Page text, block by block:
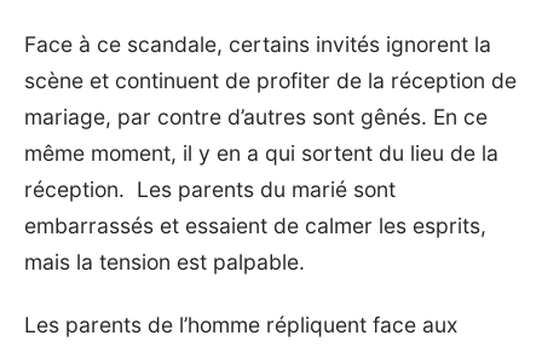
Face à ce scandale, certains invités ignorent la
scène et continuent de profiter de la réception de
mariage, par contre d’autres sont gênés. En ce
même moment, il y en a qui sortent du lieu de la
réception. Les parents du marié sont
embarrassés et essaient de calmer les esprits,
mais la tension est palpable.
Les parents de l’homme répliquent face aux